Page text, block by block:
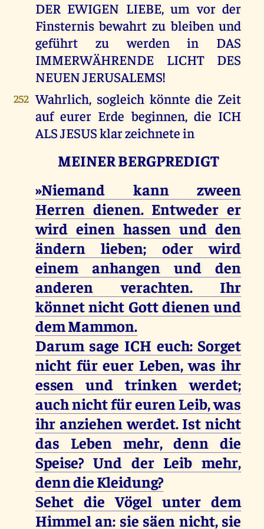
DER EWIGEN LIEBE, um vor der
Finsternis bewahrt zu bleiben und
geführt zu werden in DAS
IMMERWÄHRENDE LICHT DES
NEUEN JERUSALEMS!
252 Wahrlich, sogleich könnte die Zeit
auf eurer Erde beginnen, die ICH
ALS JESUS klar zeichnete in
MEINER BERGPREDIGT
»Niemand kann zween
Herren dienen. Entweder er
wird einen hassen und den
ändern lieben; oder wird
einem anhangen und den
anderen verachten. Ihr
könnet nicht Gott dienen und
dem Mammon.
Darum sage ICH euch: Sorget
nicht für euer Leben, was ihr
essen und trinken werdet;
auch nicht für euren Leib, was
ihr anziehen werdet. Ist nicht
das Leben mehr, denn die
Speise? Und der Leib mehr,
denn die Kleidung?
Sehet die Vögel unter dem
Himmel an: sie säen nicht, sie